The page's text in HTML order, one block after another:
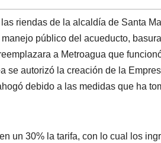
riendas de la alcaldía de Santa
público del acueducto,
a Metroagua que
se autorizó la creación de la
debido a las medidas que ha
un 30% la tarifa, con lo cual los